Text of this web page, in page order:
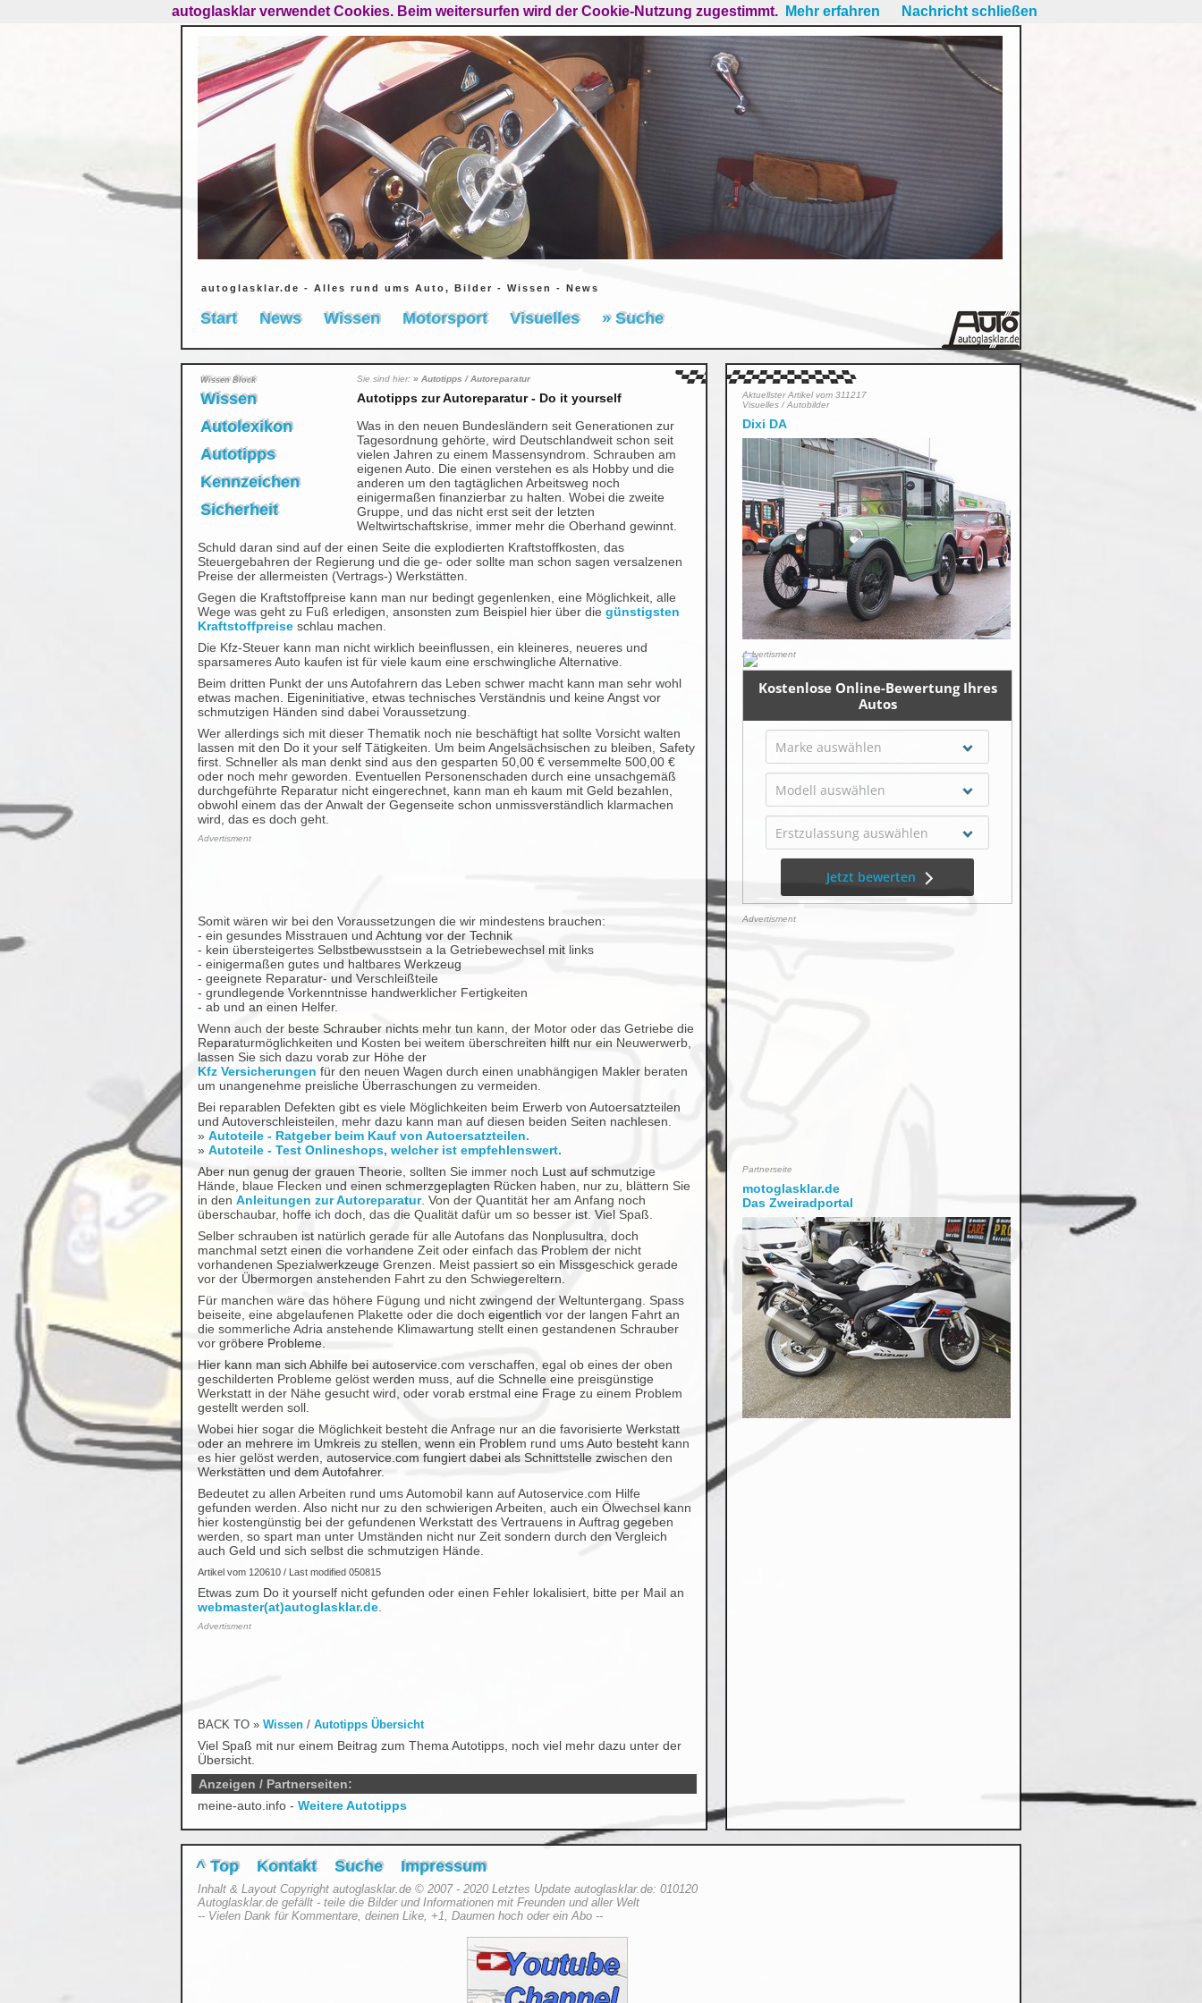
autoglasklar.de - Alles rund ums Auto, Bilder - Wissen - News
Start News Wissen Motorsport Visuelles » Suche
Wissen Block
Wissen
Autolexikon
Autotipps
Kennzeichen
Sicherheit
Sie sind hier: » Autotipps / Autoreparatur
Autotipps zur Autoreparatur - Do it yourself
Was in den neuen Bundesländern seit Generationen zur
Tagesordnung gehörte, wird Deutschlandweit schon seit
vielen Jahren zu einem Massensyndrom. Schrauben am
eigenen Auto. Die einen verstehen es als Hobby und die
anderen um den tagtäglichen Arbeitsweg noch
einigermaßen finanzierbar zu halten. Wobei die zweite
Gruppe, und das nicht erst seit der letzten
Weltwirtschaftskrise, immer mehr die Oberhand gewinnt.
Schuld daran sind auf der einen Seite die explodierten Kraftstoffkosten, das
Steuergebahren der Regierung und die ge- oder sollte man schon sagen versalzenen
Preise der allermeisten (Vertrags-) Werkstätten.
Gegen die Kraftstoffpreise kann man nur bedingt gegenlenken, eine Möglichkeit, alle
Wege was geht zu Fuß erledigen, ansonsten zum Beispiel hier über die günstigsten
Kraftstoffpreise schlau machen.
Die Kfz-Steuer kann man nicht wirklich beeinflussen, ein kleineres, neueres und
sparsameres Auto kaufen ist für viele kaum eine erschwingliche Alternative.
Beim dritten Punkt der uns Autofahrern das Leben schwer macht kann man sehr wohl
etwas machen. Eigeninitiative, etwas technisches Verständnis und keine Angst vor
schmutzigen Händen sind dabei Voraussetzung.
Wer allerdings sich mit dieser Thematik noch nie beschäftigt hat sollte Vorsicht walten
lassen mit den Do it your self Tätigkeiten. Um beim Angelsächsischen zu bleiben, Safety
first. Schneller als man denkt sind aus den gesparten 50,00 € versemmelte 500,00 €
oder noch mehr geworden. Eventuellen Personenschaden durch eine unsachgemäß
durchgeführte Reparatur nicht eingerechnet, kann man eh kaum mit Geld bezahlen,
obwohl einem das der Anwalt der Gegenseite schon unmissverständlich klarmachen
wird, das es doch geht.
Advertisment
Somit wären wir bei den Voraussetzungen die wir mindestens brauchen:
- ein gesundes Misstrauen und Achtung vor der Technik
- kein übersteigertes Selbstbewusstsein a la Getriebewechsel mit links
- einigermaßen gutes und haltbares Werkzeug
- geeignete Reparatur- und Verschleißteile
- grundlegende Vorkenntnisse handwerklicher Fertigkeiten
- ab und an einen Helfer.
Wenn auch der beste Schrauber nichts mehr tun kann, der Motor oder das Getriebe die
Reparaturmöglichkeiten und Kosten bei weitem überschreiten hilft nur ein Neuwerwerb,
lassen Sie sich dazu vorab zur Höhe der
Kfz Versicherungen für den neuen Wagen durch einen unabhängigen Makler beraten
um unangenehme preisliche Überraschungen zu vermeiden.
Bei reparablen Defekten gibt es viele Möglichkeiten beim Erwerb von Autoersatzteilen
und Autoverschleisteilen, mehr dazu kann man auf diesen beiden Seiten nachlesen.
» Autoteile - Ratgeber beim Kauf von Autoersatzteilen.
» Autoteile - Test Onlineshops, welcher ist empfehlenswert.
Aber nun genug der grauen Theorie, sollten Sie immer noch Lust auf schmutzige
Hände, blaue Flecken und einen schmerzgeplagten Rücken haben, nur zu, blättern Sie
in den Anleitungen zur Autoreparatur. Von der Quantität her am Anfang noch
überschaubar, hoffe ich doch, das die Qualität dafür um so besser ist. Viel Spaß.
Selber schrauben ist natürlich gerade für alle Autofans das Nonplusultra, doch
manchmal setzt einen die vorhandene Zeit oder einfach das Problem der nicht
vorhandenen Spezialwerkzeuge Grenzen. Meist passiert so ein Missgeschick gerade
vor der Übermorgen anstehenden Fahrt zu den Schwiegereltern.
Für manchen wäre das höhere Fügung und nicht zwingend der Weltuntergang. Spass
beiseite, eine abgelaufenen Plakette oder die doch eigentlich vor der langen Fahrt an
die sommerliche Adria anstehende Klimawartung stellt einen gestandenen Schrauber
vor gröbere Probleme.
Hier kann man sich Abhilfe bei autoservice.com verschaffen, egal ob eines der oben
geschilderten Probleme gelöst werden muss, auf die Schnelle eine preisgünstige
Werkstatt in der Nähe gesucht wird, oder vorab erstmal eine Frage zu einem Problem
gestellt werden soll.
Wobei hier sogar die Möglichkeit besteht die Anfrage nur an die favorisierte Werkstatt
oder an mehrere im Umkreis zu stellen, wenn ein Problem rund ums Auto besteht kann
es hier gelöst werden, autoservice.com fungiert dabei als Schnittstelle zwischen den
Werkstätten und dem Autofahrer.
Bedeutet zu allen Arbeiten rund ums Automobil kann auf Autoservice.com Hilfe
gefunden werden. Also nicht nur zu den schwierigen Arbeiten, auch ein Ölwechsel kann
hier kostengünstig bei der gefundenen Werkstatt des Vertrauens in Auftrag gegeben
werden, so spart man unter Umständen nicht nur Zeit sondern durch den Vergleich
auch Geld und sich selbst die schmutzigen Hände.
Artikel vom 120610 / Last modified 050815
Etwas zum Do it yourself nicht gefunden oder einen Fehler lokalisiert, bitte per Mail an
webmaster(at)autoglasklar.de
Advertisment
BACK TO » Wissen / Autotipps Übersicht
Viel Spaß mit nur einem Beitrag zum Thema Autotipps, noch viel mehr dazu unter der
Übersicht.
Anzeigen / Partnerseiten:
meine-auto.info - Weitere Autotipps
Aktuellster Artikel vom 311217
Visuelles / Autobilder
Dixi DA
Advertisment
Advertisment
Partnerseite
motoglasklar.de
Das Zweiradportal
^ Top Kontakt Suche Impressum
Inhalt & Layout Copyright autoglasklar.de © 2007 - 2020 Letztes Update autoglasklar.de: 010120
Autoglasklar.de gefällt - teile die Bilder und Informationen mit Freunden und aller Welt
-- Vielen Dank für Kommentare, deinen Like, +1, Daumen hoch oder ein Abo --
autoglasklar verwendet Cookies. Beim weitersurfen wird der Cookie-Nutzung zugestimmt. Mehr erfahren Nachricht schließen